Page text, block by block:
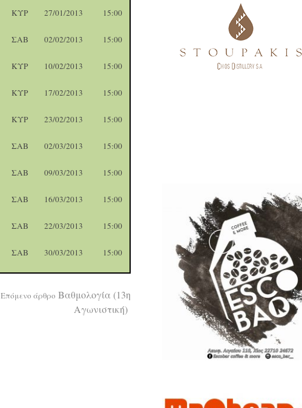
ΚΥΡ 27/01/2013 15:00
ΣΑΒ 02/02/2013 15:00
ΚΥΡ 10/02/2013 15:00
ΚΥΡ 17/02/2013 15:00
ΚΥΡ 23/02/2013 15:00
ΣΑΒ 02/03/2013 15:00
ΣΑΒ 09/03/2013 15:00
ΣΑΒ 16/03/2013 15:00
ΣΑΒ 22/03/2013 15:00
ΣΑΒ 30/03/2013 15:00
Επόμενο άρθρο Βαθμολογία (13η
Αγωνιστική)